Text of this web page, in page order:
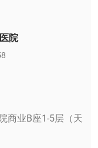
院
商业B座1-5层（天